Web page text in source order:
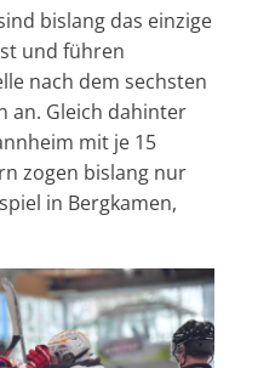
bislang das einzige
und führen
nach dem sechsten
an. Gleich dahinter
mit je 15
zogen bislang nur
in Bergkamen,